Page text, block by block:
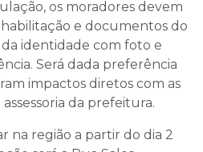
os moradores devem
e documentos do
identidade com foto e
Será dada preferência
impactos diretos com as
da prefeitura.
na região a partir do dia 2